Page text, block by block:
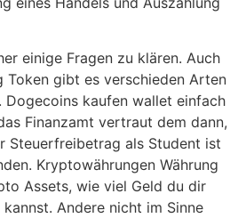
einige Fragen zu klären. Auch
Token gibt es verschieden Arten
Dogecoins kaufen wallet einfach
Finanzamt vertraut dem dann,
Steuerfreibetrag als Student ist
Kryptowährungen Währung
Assets, wie viel Geld du dir
Andere nicht im Sinne